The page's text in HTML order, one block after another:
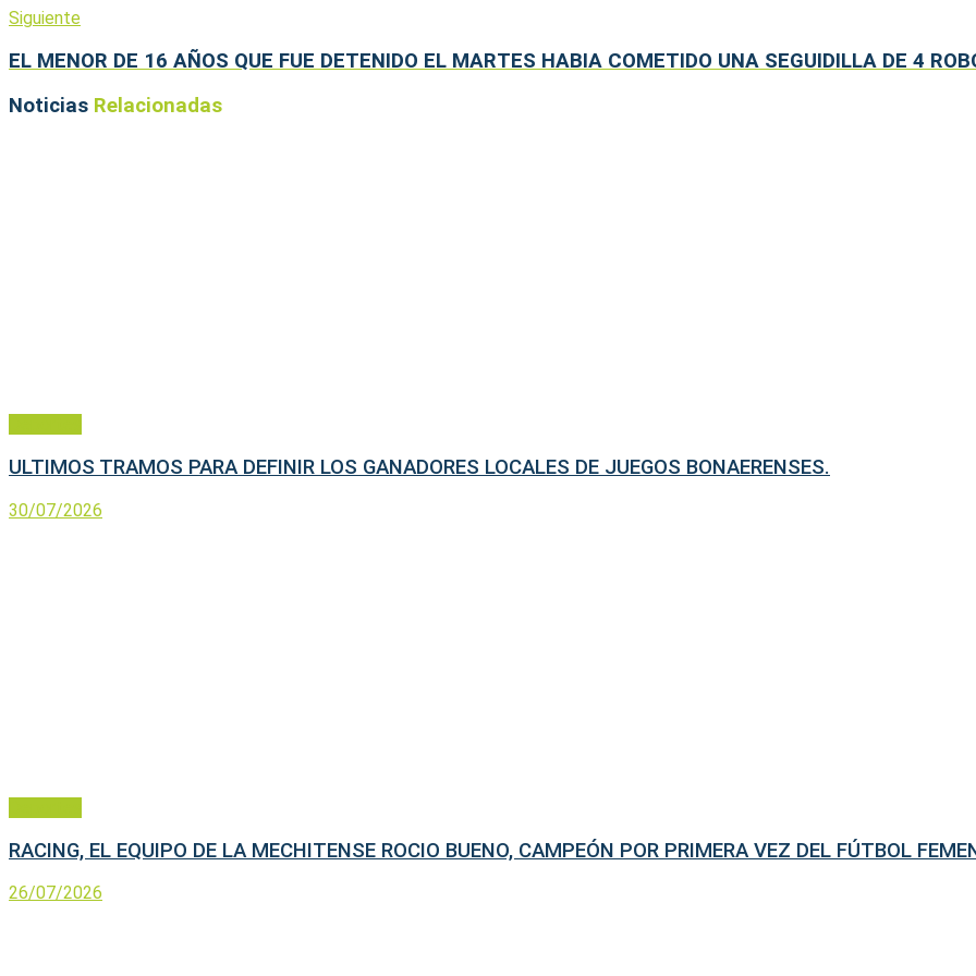
Siguiente
EL MENOR DE 16 AÑOS QUE FUE DETENIDO EL MARTES HABIA COMETIDO UNA SEGUIDILLA DE 4
Noticias Relacionadas
ULTIMOS TRAMOS PARA DEFINIR LOS GANADORES LOCALES DE JUEGOS BONAERENSES.
30/07/2026
RACING, EL EQUIPO DE LA MECHITENSE ROCIO BUENO, CAMPEÓN POR PRIMERA VEZ DEL FÚTBOL
26/07/2026